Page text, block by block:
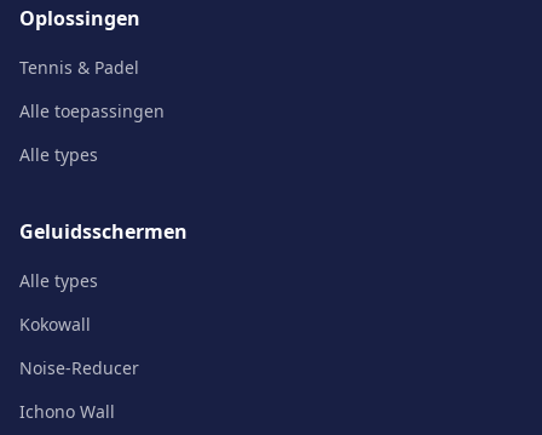
Oplossingen
Tennis & Padel
Alle toepassingen
Alle types
Geluidsschermen
Alle types
Kokowall
Noise-Reducer
Ichono Wall